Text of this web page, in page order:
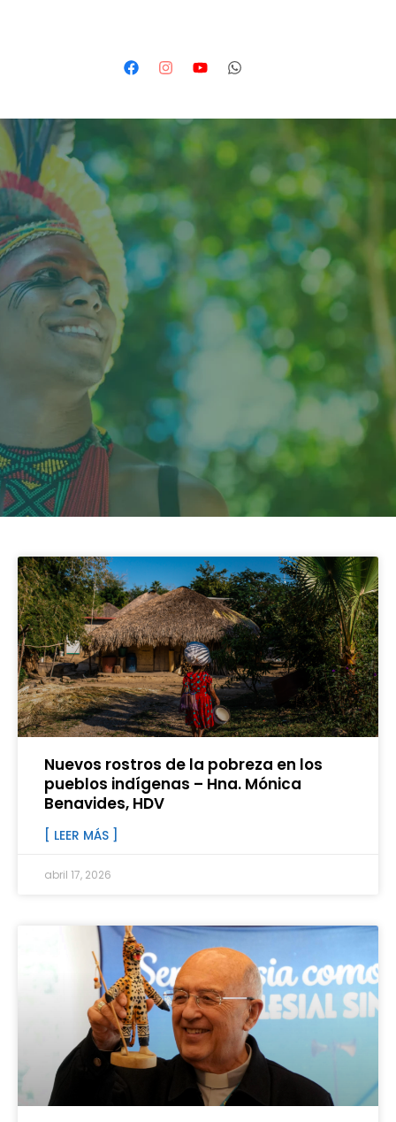
Nuevos rostros de la pobreza en los
pueblos indígenas – Hna. Mónica
Benavides, HDV
[ LEER MÁS ]
abril 17, 2026